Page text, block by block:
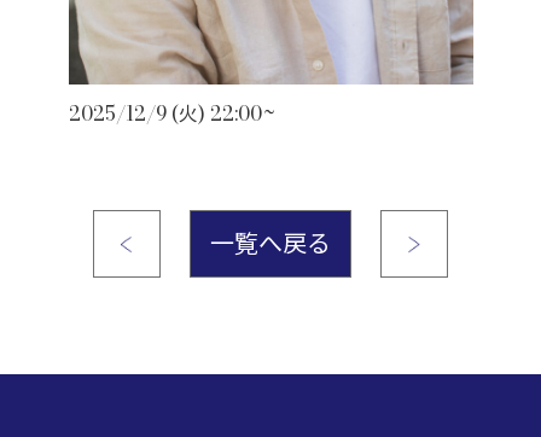
2025/12/9 (火) 22:00~
一覧へ戻る